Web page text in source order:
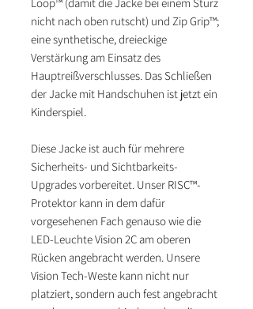
nicht nach oben rutscht) und Zip Grip™;
eine synthetische, dreieckige
Verstärkung am Einsatz des
Hauptreißverschlusses. Das Schließen
der Jacke mit Handschuhen ist jetzt ein
Kinderspiel.
Diese Jacke ist auch für mehrere
Sicherheits- und Sichtbarkeits-
Upgrades vorbereitet. Unser RISC™-
Protektor kann in dem dafür
vorgesehenen Fach genauso wie die
LED-Leuchte Vision 2C am oberen
Rücken angebracht werden. Unsere
Vision Tech-Weste kann nicht nur
platziert, sondern auch fest angebracht